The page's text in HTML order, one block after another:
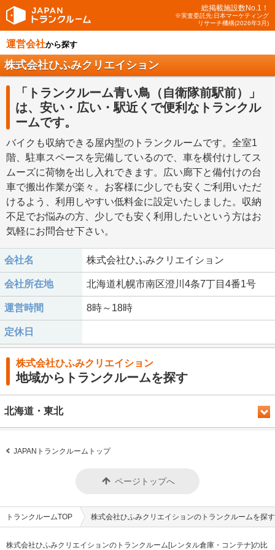
総掲載施設数No.1！
※実査委託先:日本マーケティング
リサーチ機構(2026年3月)
運営会社から探す
株式会社ひふみクリエイション
「トランクルーム青い鳥（自衛隊前駅前）」
は、安い・広い・駅近くで便利なトランクル
ームです。
バイクも収納できる屋内型のトランクルームです。全室1
階、駐車スペースを完備しているので、車を横付けしてス
ムーズに荷物を出し入れできます。広い廊下と備付けの台
車で搬出作業が楽々。お客様に少しでも安くご利用いただ
けるよう、利用しやすい低料金に設定いたしました。収納
不足でお悩みの方、少しでも安く利用したいという方はお
気軽にお問合せ下さい。
会社名 株式会社ひふみクリエイション
会社所在地 北海道札幌市南区澄川4条7丁目4番1号
運営時間 8時～18時
定休日
株式会社ひふみクリエイション
地域からトランクルームを探す
北海道・東北
JAPANトランクルームトップ
ページトップへ
トランクルームTOP 株式会社ひふみクリエイションのトランクルームを探す
株式会社ひふみクリエイションのトランクルーム[レンタル倉庫・コンテナ]の比